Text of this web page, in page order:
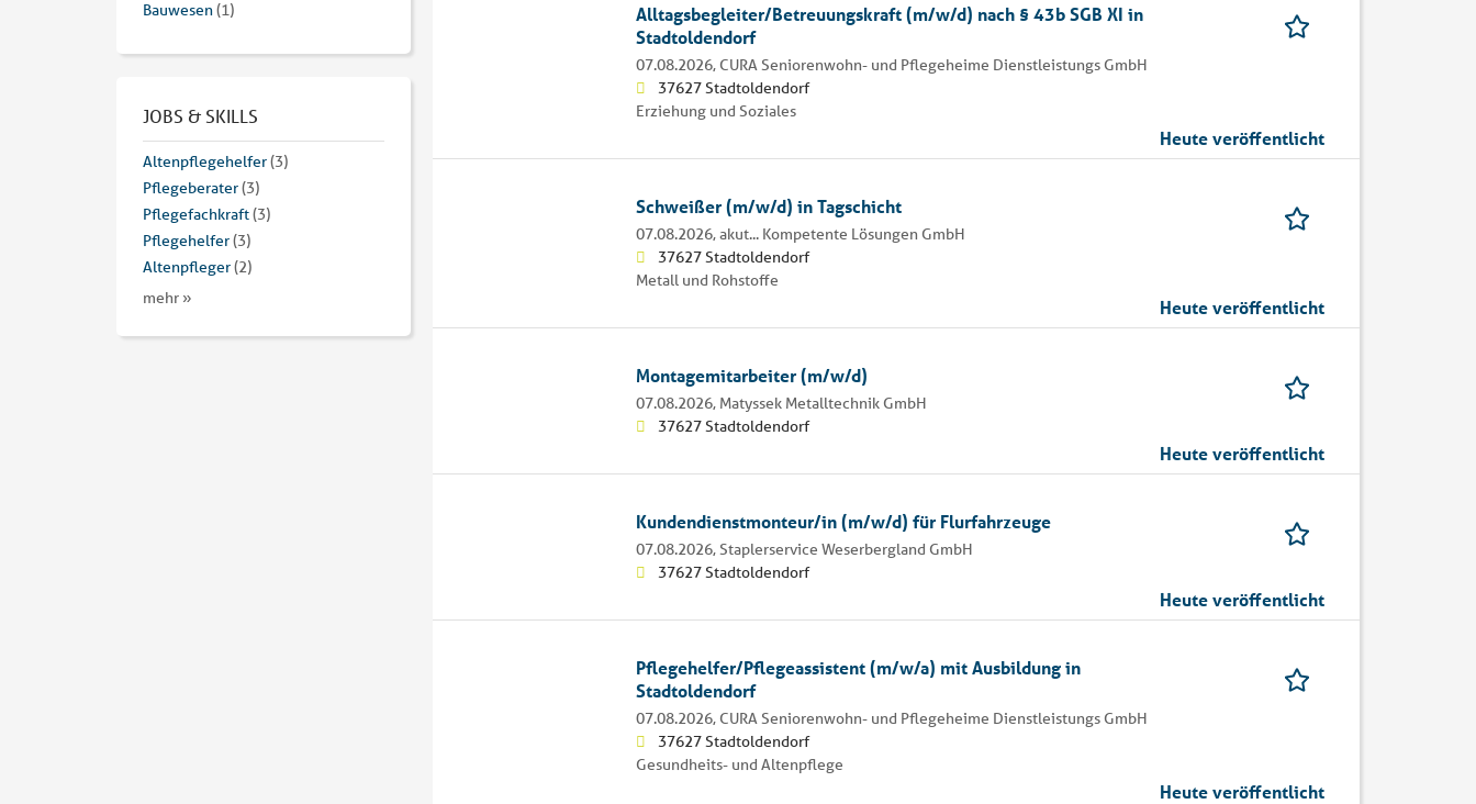
Alltagsbegleiter/Betreuungskraft (m/w/d) nach § 43b SGB XI in
Stadtoldendorf
07.08.2026, CURA Seniorenwohn- und Pflegeheime Dienstleistungs GmbH
37627 Stadtoldendorf
Erziehung und Soziales
Heute veröffentlicht
Schweißer (m/w/d) in Tagschicht
07.08.2026,akut... Kompetente Lösungen GmbH
37627 Stadtoldendorf
Metall und Rohstoffe
Heute veröffentlicht
Montagemitarbeiter (m/w/d)
07.08.2026, Matyssek Metalltechnik GmbH
37627 Stadtoldendorf
Heute veröffentlicht
Kundendienstmonteur/in (m/w/d) für Flurfahrzeuge
07.08.2026, Staplerservice Weserbergland GmbH
37627 Stadtoldendorf
Heute veröffentlicht
Pflegehelfer/Pflegeassistent (m/w/a) mit Ausbildung in
Stadtoldendorf
07.08.2026, CURA Seniorenwohn- und Pflegeheime Dienstleistungs GmbH
37627 Stadtoldendorf
Gesundheits- und Altenpflege
Heute veröffentlicht
Bauwesen(1)
JOBS & SKILLS
Altenpflegehelfer(3)
Pflegeberater(3)
Pflegefachkraft(3)
Pflegehelfer(3)
Altenpfleger(2)
mehr »